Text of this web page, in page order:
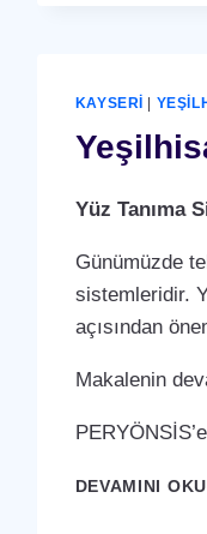
KAYSERI
Yüz Tanıma
Günümüzde
sistemleridir.
açısından
Makalenin
DEVAMINI OKU